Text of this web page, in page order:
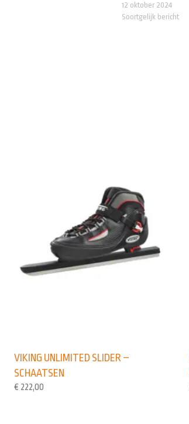
12 oktober 2024
Soortgelijk bericht
VIKING UNLIMITED SLIDER –
SCHAATSEN
€ 222,00